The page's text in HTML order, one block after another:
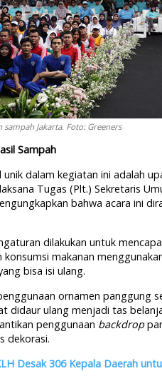
sampah Jakarta. Foto: Greeners
Sampah
unik dalam kegiatan ini adalah
Tugas (Plt.) Sekretaris
bahwa acara ini
dilakukan untuk
makanan
bisa isi ulang.
ornamen panggung
didaur ulang menjadi tas
penggunaan backdrop
dekorasi.
Desak 306 Kepala Daerah